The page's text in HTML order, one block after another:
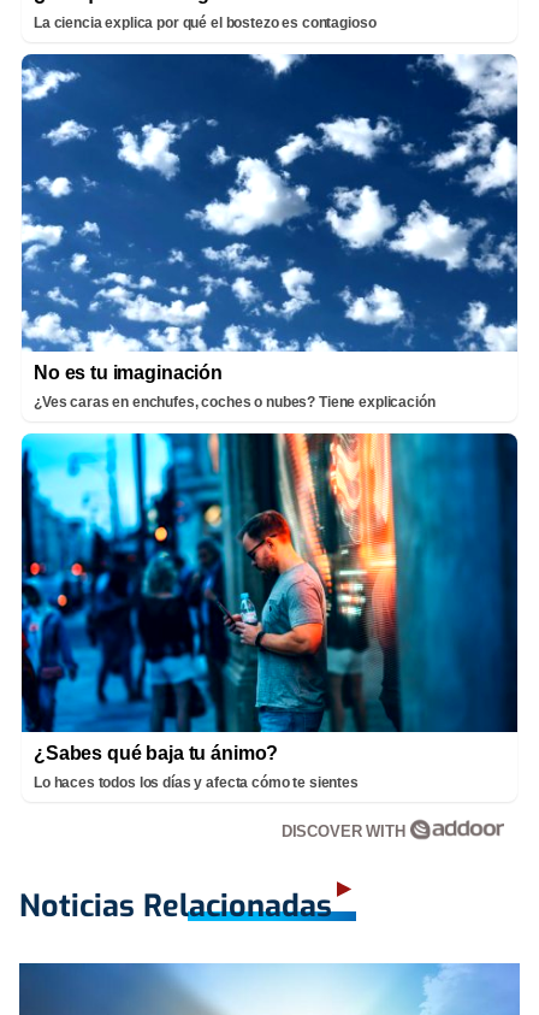
La ciencia explica por qué el bostezo es contagioso
No es tu imaginación
¿Ves caras en enchufes, coches o nubes? Tiene explicación
¿Sabes qué baja tu ánimo?
Lo haces todos los días y afecta cómo te sientes
DISCOVER WITH
Noticias Relacionadas